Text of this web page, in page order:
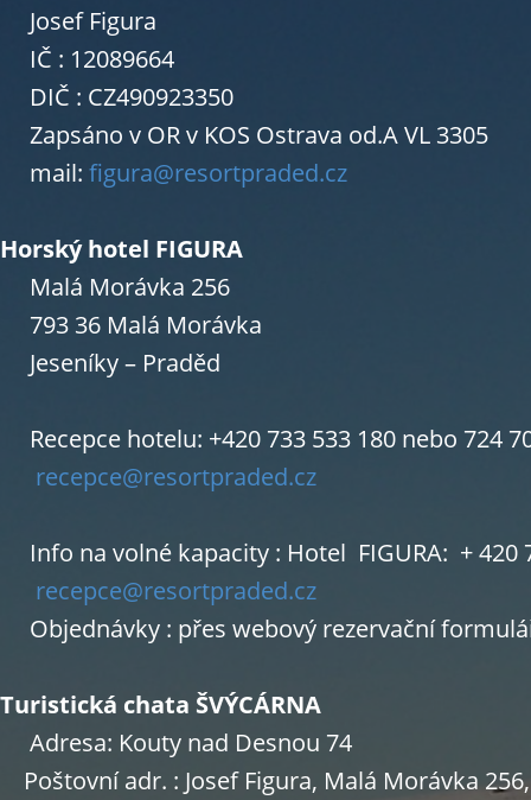
Josef Figura
IČ : 12089664
DIČ : CZ490923350
Zapsáno v OR v KOS Ostrava od.A VL 3305
mail: figura@resortpraded.cz
Horský hotel FIGURA
Malá Morávka 256
793 36 Malá Morávka
Jeseníky – Praděd
Recepce hotelu: +420 733 533 180 nebo 724
recepce@resortpraded.cz
Info na volné kapacity : Hotel FIGURA: + 420
recepce@resortpraded.cz
Objednávky : přes webový rezervační
Turistická chata ŠVÝCÁRNA
Adresa: Kouty nad Desnou 74
Poštovní adr. : Josef Figura, Malá Morávka